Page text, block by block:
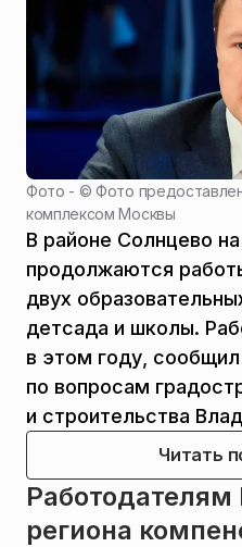
Фото - ©Фото
комплексом Москвы
В районе Солнцево
продолжаются
двух
детсада и школы.
в этом году,
по вопросам
и строительства
Читать
Работодателям
региона